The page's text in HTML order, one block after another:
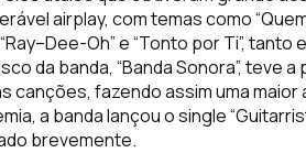
airplay, com temas como “Quem
Ray–Dee-Oh” e “Tonto por Ti”,
da banda, “Banda Sonora”, teve
canções, fazendo assim uma maior
a banda lançou o single
brevemente.